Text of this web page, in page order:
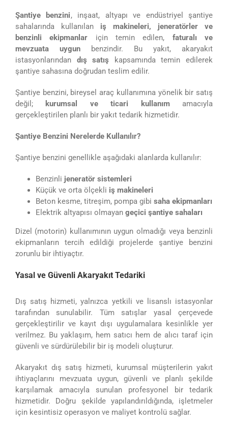
Şantiye benzini, inşaat, altyapı ve endüstriyel şantiye
sahalarında kullanılan iş makineleri, jeneratörler ve
benzinli ekipmanlar için temin edilen, faturalı ve
mevzuata uygun benzindir. Bu yakıt, akaryakıt
istasyonlarından dış satış kapsamında temin edilerek
şantiye sahasına doğrudan teslim edilir.
Şantiye benzini, bireysel araç kullanımına yönelik bir satış
değil;
kurumsal ve ticari kullanımamacıyla
gerçekleştirilen planlı bir yakıt tedarik hizmetidir.
Şantiye Benzini Nerelerde Kullanılır?
Şantiye benzini genellikle aşağıdaki alanlarda kullanılır:
Benzinli jeneratör sistemleri
Küçük ve orta ölçekli iş makineleri
Beton kesme, titreşim, pompa gibi saha ekipmanları
Elektrik altyapısı olmayan geçici şantiye sahaları
Dizel (motorin) kullanımının uygun olmadığı veya benzinli
ekipmanların tercih edildiği projelerde şantiye benzini
zorunlu bir ihtiyaçtır.
Yasal ve Güvenli Akaryakıt Tedariki
Dış satış hizmeti, yalnızca yetkili ve lisanslı istasyonlar
tarafından sunulabilir. Tüm satışlar yasal çerçevede
gerçekleştirilir ve kayıt dışı uygulamalara kesinlikle yer
verilmez. Bu yaklaşım, hem satıcı hem de alıcı taraf için
güvenli ve sürdürülebilir bir iş modeli oluşturur.
Akaryakıt dış satış hizmeti, kurumsal müşterilerin yakıt
ihtiyaçlarını mevzuata uygun, güvenli ve planlı şekilde
karşılamak amacıyla sunulan profesyonel bir tedarik
hizmetidir. Doğru şekilde yapılandırıldığında, işletmeler
için kesintisiz operasyon ve maliyet kontrolü sağlar.